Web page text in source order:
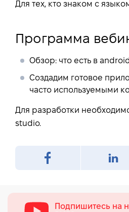
Для тех, кто знаком с
Программа
Обзор: что есть в аndroid
Создадим готовое
часто используемыми
Для разработки
studio.
Подпишитесь на